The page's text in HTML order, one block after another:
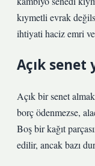
kıymetli evrak
ihtiyati haciz emri
Açık senet
Açık bir senet
borç ödenmezse,
Boş bir kağıt
edilir, ancak bazı